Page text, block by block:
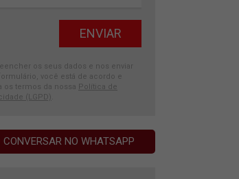
os seus dados e nos enviar
você está de acordo e
os termos da nossa
Política de
(LGPD)
CONVERSAR NO WHATSAPP